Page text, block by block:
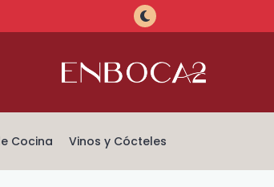
Cocina Vinos y Cócteles